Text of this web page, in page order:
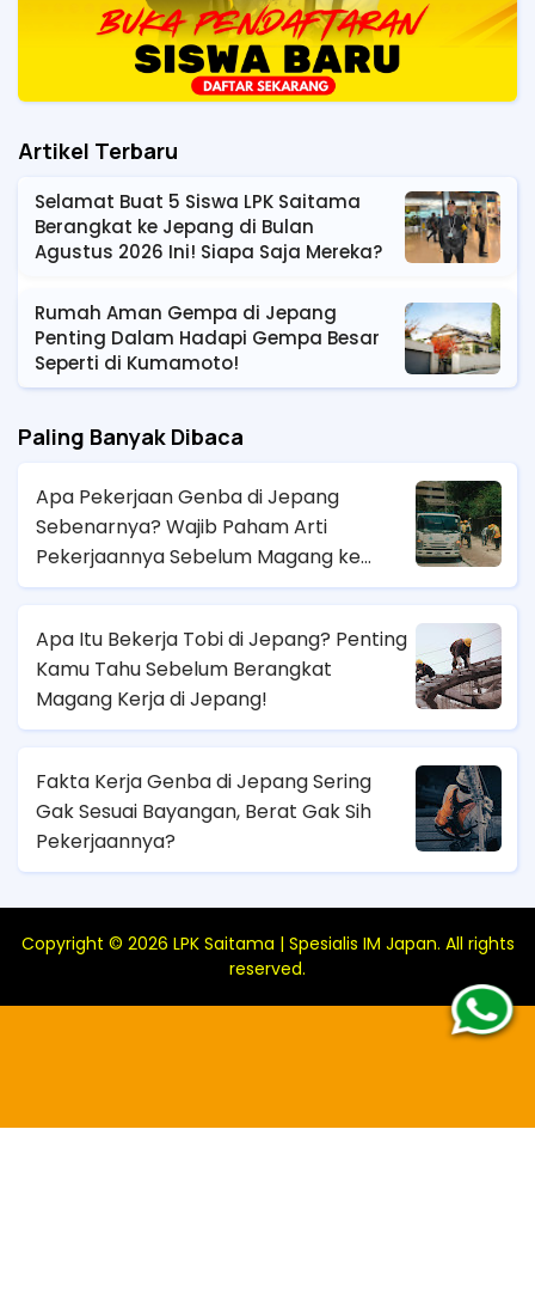
Artikel Terbaru
Selamat Buat 5 Siswa LPK Saitama
Berangkat ke Jepang di Bulan
Agustus 2026 Ini! Siapa Saja Mereka?
Rumah Aman Gempa di Jepang
Penting Dalam Hadapi Gempa Besar
Seperti di Kumamoto!
Paling Banyak Dibaca
Apa Pekerjaan Genba di Jepang
Sebenarnya? Wajib Paham Arti
Pekerjaannya Sebelum Magang ke
Sana!
Apa Itu Bekerja Tobi di Jepang? Penting
Kamu Tahu Sebelum Berangkat
Magang Kerja di Jepang!
Fakta Kerja Genba di Jepang Sering
Gak Sesuai Bayangan, Berat Gak Sih
Pekerjaannya?
Copyright © 2026 LPK Saitama | Spesialis IM Japan. All rights
reserved.